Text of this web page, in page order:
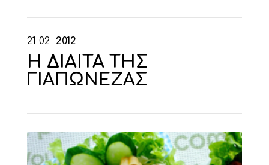
21 02 2012
Η ΔΙΑΙΤΑ ΤΗΣ
ΓΙΑΠΩΝΕΖΑΣ